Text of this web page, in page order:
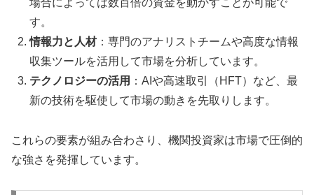
場合によっては数百倍の資金を動かすことが可能で
す。
情報力と人材：専門のアナリストチームや高度な情報
収集ツールを活用して市場を分析しています。
テクノロジーの活用 ：AIや高速取引（HFT）など、最
新の技術を駆使して市場の動きを先取りします。
これらの要素が組み合わさり、機関投資家は市場で圧倒的
な強さを発揮しています。